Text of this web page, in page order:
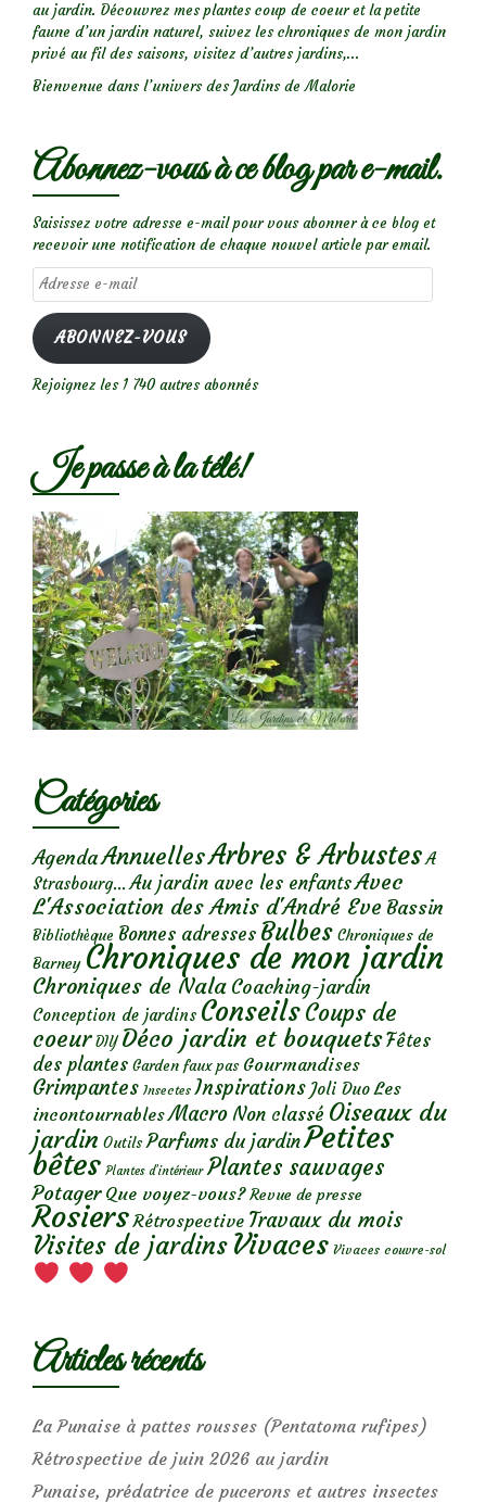
au jardin. Découvrez mes plantes coup de coeur et la petite
faune d’un jardin naturel, suivez les chroniques de mon jardin
privé au fil des saisons, visitez d’autres jardins,...
Bienvenue dans l’univers des Jardins de Malorie
Abonnez-vous à ce blog par e-mail.
Saisissez votre adresse e-mail pour vous abonner à ce blog et
recevoir une notification de chaque nouvel article par email.
Adresse
e-
mail
ABONNEZ-VOUS
Rejoignez les 1 740 autres abonnés
Je passe à la télé!
Catégories
AgendaAnnuellesArbres & Arbustes A
Strasbourg... Au jardin avec les enfantsAvec
L'Association des Amis d'André Eve Bassin
Bibliothèque Bonnes adresses Bulbes Chroniques de
Barney Chroniques de mon jardin
Chroniques de Nala Coaching-jardin
Conception de jardins ConseilsCoups de
coeur DIY Déco jardin et bouquetsFêtes
des plantes Garden faux pas Gourmandises
Grimpantes Insectes Inspirations Joli Duo Les
incontournables Macro Non classé Oiseaux du
jardin Outils Parfums du jardinPetites
bêtes Plantes d’intérieur Plantes sauvages
Potager Que voyez-vous? Revue de presse
Rosiers Rétrospective Travaux du mois
Visites de jardins Vivaces Vivaces couvre-sol
Articles récents
La Punaise à pattes rousses (Pentatoma rufipes)
Rétrospective de juin 2026 au jardin
Punaise, prédatrice de pucerons et autres insectes